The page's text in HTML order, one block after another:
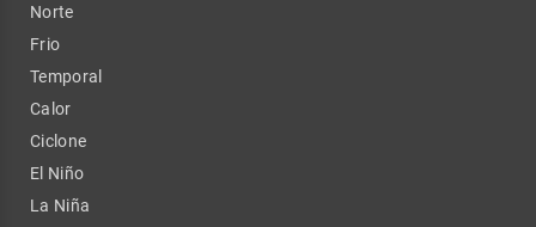
Norte
Frio
Temporal
Calor
Ciclone
El Niño
La Niña